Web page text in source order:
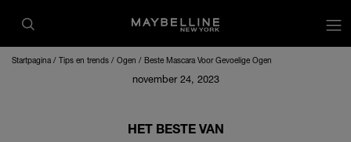
Startpagina Tips en trends Ogen Beste Mascara Voor Gevoelige Ogen
november 24, 2023
HET BESTE VAN